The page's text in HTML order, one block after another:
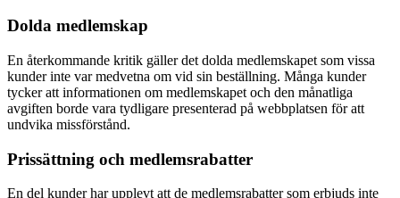
Dolda medlemskap
En återkommande kritik gäller det dolda medlemskapet som vissa
kunder inte var medvetna om vid sin beställning. Många kunder
tycker att informationen om medlemskapet och den månatliga
avgiften borde vara tydligare presenterad på webbplatsen för att
undvika missförstånd.
Prissättning och medlemsrabatter
En del kunder har upplevt att de medlemsrabatter som erbjuds inte